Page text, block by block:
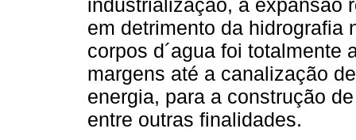
industrialização, a expansão
em detrimento da hidrografia
corpos d´agua foi totalmente
margens até a canalização
energia, para a construção
entre outras finalidades.